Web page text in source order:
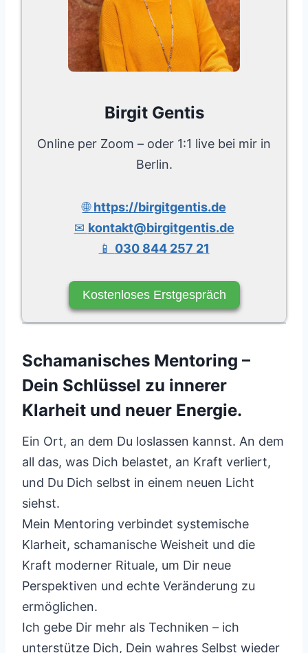
Birgit Gentis
Online per Zoom – oder 1:1 live bei mir in
Berlin.
🌐https://birgitgentis.de
✉ kontakt@birgitgentis.de
📱 030 844 257 21
Kostenloses Erstgespräch
Schamanisches Mentoring –
Dein Schlüssel zu innerer
Klarheit und neuer Energie.
Ein Ort, an dem Du loslassen kannst. An dem
all das, was Dich belastet, an Kraft verliert,
und Du Dich selbst in einem neuen Licht
siehst.
Mein Mentoring verbindet systemische
Klarheit, schamanische Weisheit und die
Kraft moderner Rituale, um Dir neue
Perspektiven und echte Veränderung zu
ermöglichen.
Ich gebe Dir mehr als Techniken – ich
unterstütze Dich, Dein wahres Selbst wieder